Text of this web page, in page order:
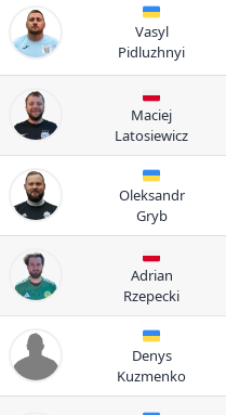
Vasyl
Pidluzhnyi
Maciej
Latosiewicz
Oleksandr
Gryb
Adrian
Rzepecki
Denys
Kuzmenko